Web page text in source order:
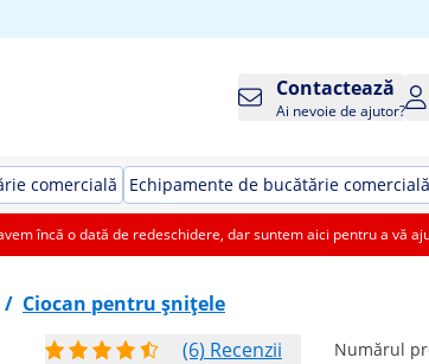
Contactează
Ai nevoie de ajutor?
comercială Echipamente de bucătărie comercială
încă o dată de redeschidere, dar suntem aici pentru a vă
/ Ciocan pentru șnițele
(6) Recenzii
Numărul